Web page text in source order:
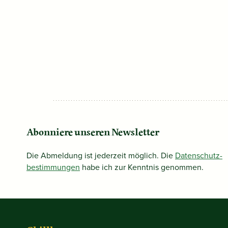
Abonniere unseren Newsletter
Die Abmeldung ist jederzeit möglich. Die Datenschutz­
bestimmungen habe ich zur Kenntnis genommen.